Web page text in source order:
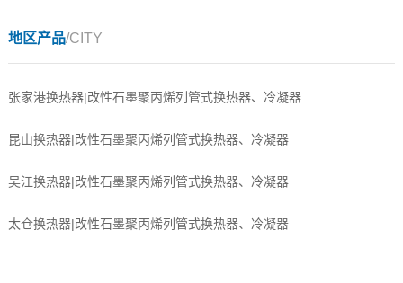
地区产品/CITY
张家港换热器|改性石墨聚丙烯列管式换热器、冷凝器
昆山换热器|改性石墨聚丙烯列管式换热器、冷凝器
吴江换热器|改性石墨聚丙烯列管式换热器、冷凝器
太仓换热器|改性石墨聚丙烯列管式换热器、冷凝器